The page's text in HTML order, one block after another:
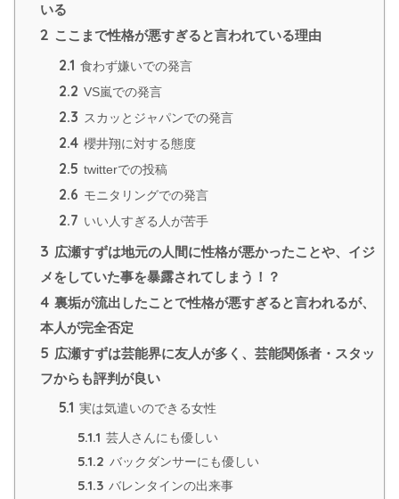
いる
2 ここまで性格が悪すぎると言われている理由
2.1 食わず嫌いでの発言
2.2 VS嵐での発言
2.3 スカッとジャパンでの発言
2.4 櫻井翔に対する態度
2.5 twitterでの投稿
2.6 モニタリングでの発言
2.7 いい人すぎる人が苦手
3 広瀬すずは地元の人間に性格が悪かったことや、イジ
メをしていた事を暴露されてしまう！？
4 裏垢が流出したことで性格が悪すぎると言われるが、
本人が完全否定
5 広瀬すずは芸能界に友人が多く、芸能関係者・スタッ
フからも評判が良い
5.1 実は気遣いのできる女性
5.1.1 芸人さんにも優しい
5.1.2 バックダンサーにも優しい
5.1.3 バレンタインの出来事